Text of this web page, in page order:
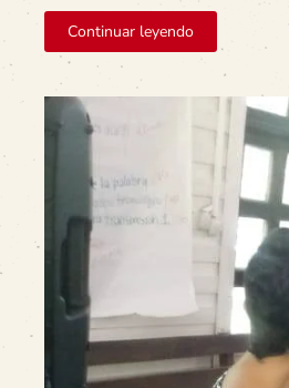
Continuar leyendo